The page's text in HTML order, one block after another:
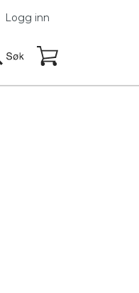
Logg inn